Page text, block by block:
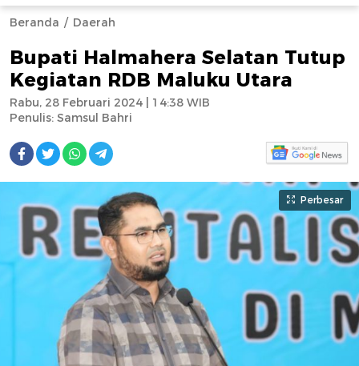
Beranda Daerah
Bupati Halmahera Selatan Tutup
Kegiatan RDB Maluku Utara
Penulis: Samsul Bahri
Rabu, 28 Februari 2024 | 14:38 WIB
Perbesar
--